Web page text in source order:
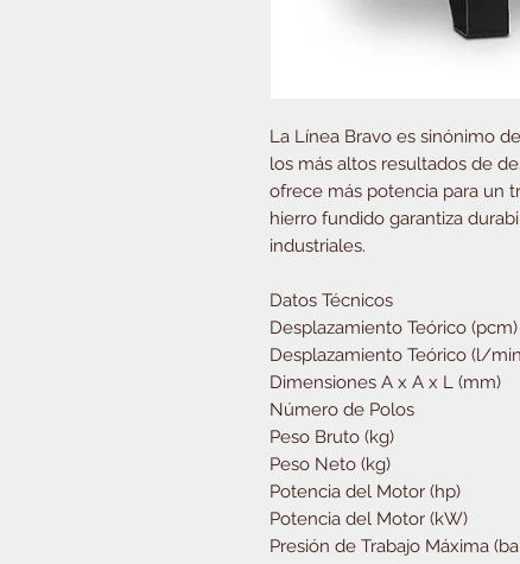
La Línea Bravo es sinónimo
los más altos resultados de
ofrece más potencia para un
hierro fundido garantiza
industriales.
Datos Técnicos
Desplazamiento Teórico (pcm)
Desplazamiento Teórico (l/
Dimensiones A x A x L (mm)
Número de Polos
Peso Bruto (kg)
Peso Neto (kg)
Potencia del Motor (hp)
Potencia del Motor (kW)
Presión de Trabajo Máxima